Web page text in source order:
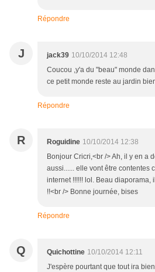
Répondre
J jack39 10/10/2014 12:48
Coucou ,y'a du "beau" monde
ce petit monde reste au jardin
Répondre
R Roguidine 10/10/2014 12:38
Bonjour Cricri,<br /> Ah, il y en a
aussi...... elle vont être contentes
internet !!!!!! lol. Beau diaporama,
!!<br /> Bonne journée, bises
Répondre
Q Quichottine 10/10/2014 12:11
J'espère pourtant que tout ira